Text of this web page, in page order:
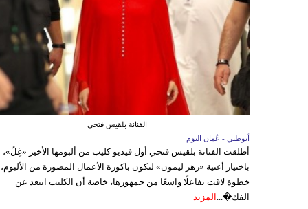
الفنانة بلقيس فتحي
أبوظبي - عُمان اليوم
أطلقت الفنانة بلقيس فتحي أول فيديو كليب من ألبومها الأخير «غِلّ»،
باختيار أغنية «زهر ليمون» لتكون باكورة الأعمال المصورة من
خطوة لاقت تفاعلًا واسعًا من جمهورها، خاصة أن الكليب ابتعد عن
الفك�... المزيد